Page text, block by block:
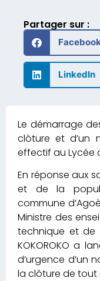
Partager sur :
LinkedIn
Le démarrage
clôture et d’un
effectif au Lycée
En réponse aux
et de la
commune
Ministre des
technique et de
KOKOROKO a
d’urgence d’un
la clôture de tout